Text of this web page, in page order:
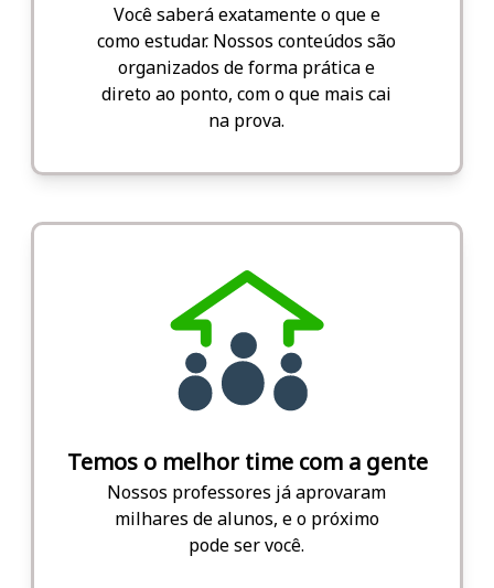
Você saberá exatamente o que e
como estudar. Nossos conteúdos são
organizados de forma prática e
direto ao ponto, com o que mais cai
na prova.
Temos o melhor time com a gente
Nossos professores já aprovaram
milhares de alunos, e o próximo
pode ser você.